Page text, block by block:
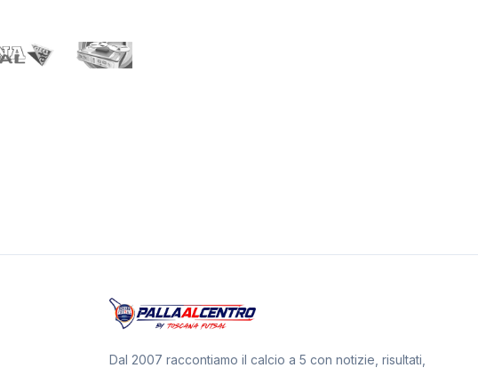
Dal 2007 raccontiamo il calcio a 5 con notizie, risultati,